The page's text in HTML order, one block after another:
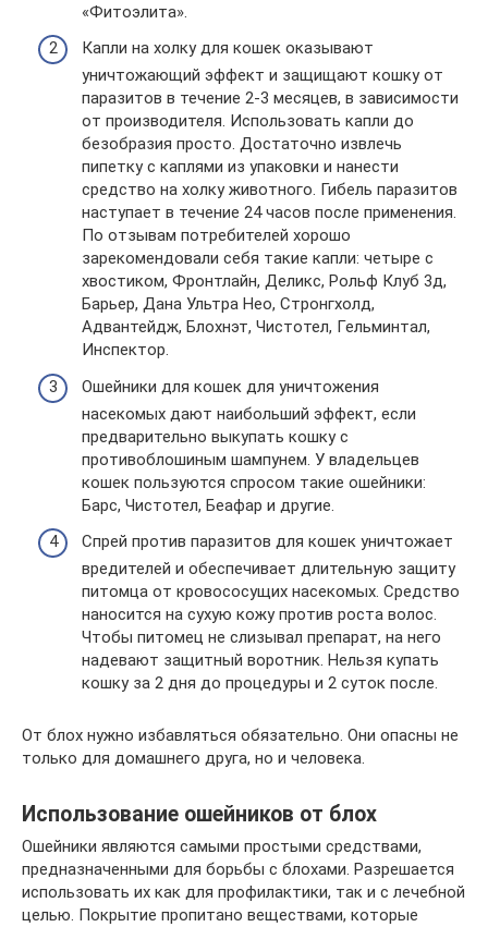
«Фитоэлита».
Капли на холку для кошек оказывают
уничтожающий эффект и защищают кошку от
паразитов в течение 2-3 месяцев, в зависимости
от производителя. Использовать капли до
безобразия просто. Достаточно извлечь
пипетку с каплями из упаковки и нанести
средство на холку животного. Гибель паразитов
наступает в течение 24 часов после применения.
По отзывам потребителей хорошо
зарекомендовали себя такие капли: четыре с
хвостиком, Фронтлайн, Деликс, Рольф Клуб 3д,
Барьер, Дана Ультра Нео, Стронгхолд,
Адвантейдж, Блохнэт, Чистотел, Гельминтал,
Инспектор.
Ошейники для кошек для уничтожения
насекомых дают наибольший эффект, если
предварительно выкупать кошку с
противоблошиным шампунем. У владельцев
кошек пользуются спросом такие ошейники:
Барс, Чистотел, Беафар и другие.
Спрей против паразитов для кошек уничтожает
вредителей и обеспечивает длительную защиту
питомца от кровососущих насекомых. Средство
наносится на сухую кожу против роста волос.
Чтобы питомец не слизывал препарат, на него
надевают защитный воротник. Нельзя купать
кошку за 2 дня до процедуры и 2 суток после.
От блох нужно избавляться обязательно. Они опасны не
только для домашнего друга, но и человека.
Использование ошейников от блох
Ошейники являются самыми простыми средствами,
предназначенными для борьбы с блохами. Разрешается
использовать их как для профилактики, так и с лечебной
целью. Покрытие пропитано веществами, которые